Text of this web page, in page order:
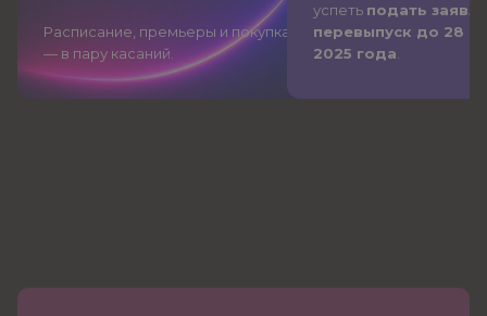
Расписание, премьеры и покупка
— в пару касаний.
успеть подать
перевыпуск до 28
2025 года